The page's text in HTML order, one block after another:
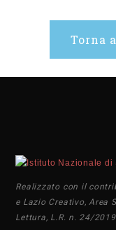
Torna
Realizzato con il
e Lazio Creativo, Area
Lettura, L.R. n. 24/